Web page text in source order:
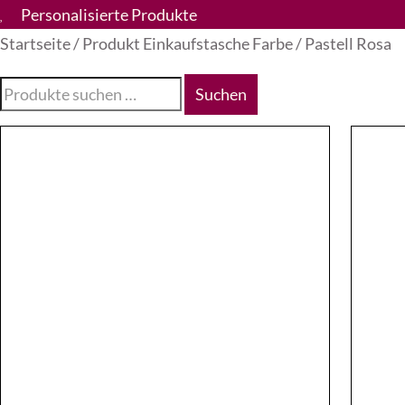
Personalisierte Produkte
Startseite/ Produkt Einkaufstasche Farbe / Pastell Rosa
Suche
nach:
Suchen